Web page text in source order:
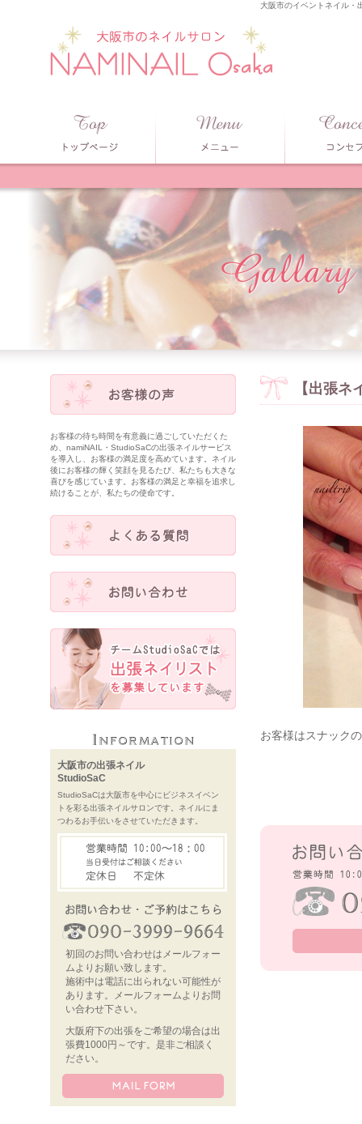
大阪市のイベントネイル・
【出張
お客様はスナック
お客様の待ち時間を有意義に過ごしていただくた
め、namiNAIL・StudioSaCの出張ネイルサービス
を導入し、お客様の満足度を高めています。ネイル
後にお客様の輝く笑顔を見るたび、私たちも大きな
喜びを感じています。お客様の満足と幸福を追求し
続けることが、私たちの使命です。
大阪市の出張ネイル
StudioSaC
StudioSaCは大阪市を中心にビジネスイベン
トを彩る出張ネイルサロンです。ネイルにま
つわるお手伝いをさせていただきます。
初回のお問い合わせはメールフォー
ムよりお願い致します。
施術中は電話に出られない可能性が
あります。メールフォームよりお問
い合わせ下さい。
大阪府下の出張をご希望の場合は出
張費1000円～です。是非ご相談く
ださい。